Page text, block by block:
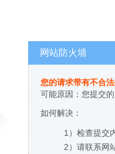
网站防火墙
您的请求带有不合
可能原因：您提交
如何解决：
1）检查提交
2）请联系网